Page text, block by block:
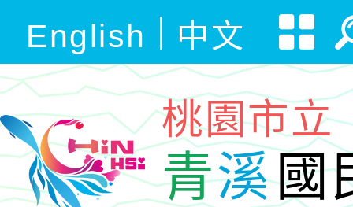
English 中文
桃園市立
青溪國